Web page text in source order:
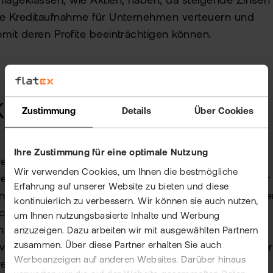
Zustimmung Details Über Cookies
Ihre Zustimmung für eine optimale Nutzung
Wir verwenden Cookies, um Ihnen die bestmögliche
Erfahrung auf unserer Website zu bieten und diese
kontinuierlich zu verbessern. Wir können sie auch nutzen,
um Ihnen nutzungsbasierte Inhalte und Werbung
anzuzeigen. Dazu arbeiten wir mit ausgewählten Partnern
zusammen. Über diese Partner erhalten Sie auch
Werbeanzeigen auf anderen Websites. Darüber hinaus
Kreditaufnahme für Unternehmen verteuern und
deren Profite beeinträchtigen können.
bezieht sich auf das Risiko, dass ein
– sei es ein Unternehmen, ein Staat oder
andere Institution – seinen
nachkommen kann. Dies kann dazu führen, dass
keine Zinsen erhalten oder ihre
im schlimmsten Fall ganz verlieren, wenn der
insolvent wird. Kreditrisiko ist besonders